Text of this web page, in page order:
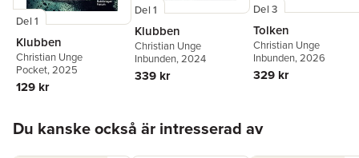
Del 1
Klubben
Christian Unge
Pocket, 2025
129 kr
Del 1
Klubben
Christian Unge
Inbunden, 2024
339 kr
Del 3
Tolken
Christian Unge
Inbunden, 2026
329 kr
Du kanske också är intresserad av